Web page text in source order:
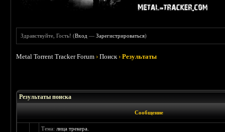
Здравствуйте, Гость! (Вход —Зарегистрироваться)
Metal Torrent Tracker Forum ›Поиск ›Результаты
Результаты поиска
Сообщение
Тема: лица трекера.